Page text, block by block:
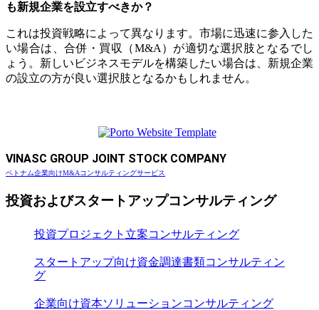
も新規企業を設立すべきか？
これは投資戦略によって異なります。市場に迅速に参入した
い場合は、合併・買収（M&A）が適切な選択肢となるでし
ょう。新しいビジネスモデルを構築したい場合は、新規企業
の設立の方が良い選択肢となるかもしれません。
VINASC GROUP JOINT STOCK COMPANY
ベトナム企業向けM&Aコンサルティングサービス
投資およびスタートアップコンサルティング
投資プロジェクト立案コンサルティング
スタートアップ向け資金調達書類コンサルティン
グ
企業向け資本ソリューションコンサルティング